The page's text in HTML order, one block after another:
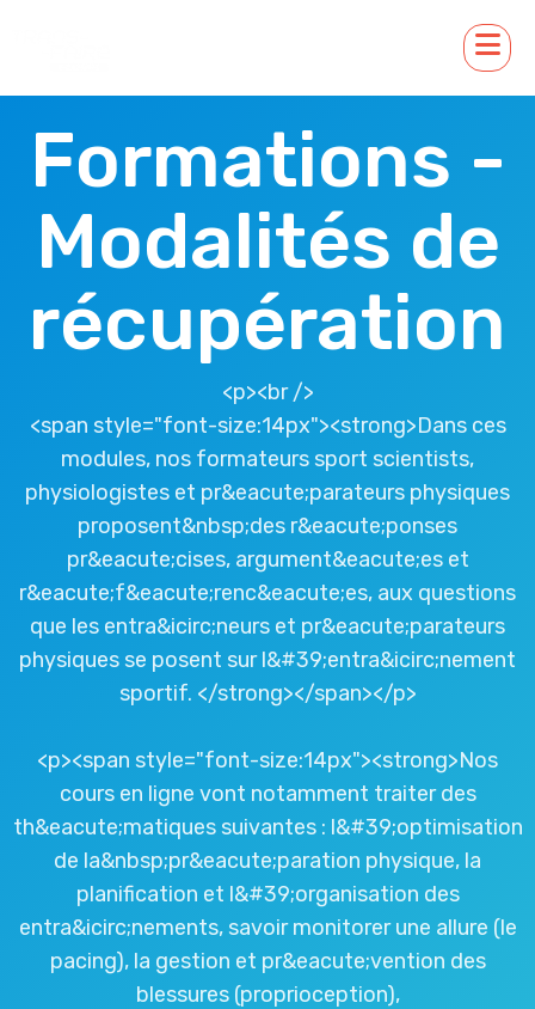
Formations -
Modalités de
récupération
<p><br />
<span style="font-size:14px"><strong>Dans ces
modules, nos formateurs sport scientists,
physiologistes et pr&eacute;parateurs physiques
proposent&nbsp;des r&eacute;ponses
pr&eacute;cises, argument&eacute;es et
r&eacute;f&eacute;renc&eacute;es, aux questions
que les entra&icirc;neurs et pr&eacute;parateurs
physiques se posent sur l&#39;entra&icirc;nement
sportif. </strong></span></p>
<p><span style="font-size:14px"><strong>Nos
cours en ligne vont notamment traiter des
th&eacute;matiques suivantes : l&#39;optimisation
de la&nbsp;pr&eacute;paration physique, la
planification et l&#39;organisation des
entra&icirc;nements, savoir monitorer une allure (le
pacing), la gestion et pr&eacute;vention des
blessures (proprioception),